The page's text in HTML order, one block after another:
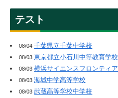
テスト
08/04千葉県立千葉中学校
08/03東京都立小石川中等教育学校
08/03横浜サイエンスフロンティア
08/03海城中学高等学校
08/03武蔵高等学校中学校